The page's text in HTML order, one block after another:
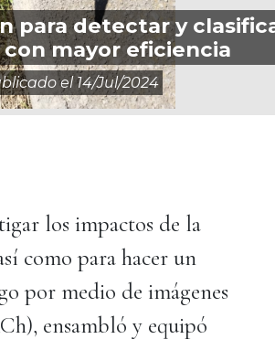
para detectar y
mayor eficiencia
el14/jul/2024
los impactos de la
como para hacer un
por medio de imágenes
ensambló y equipó